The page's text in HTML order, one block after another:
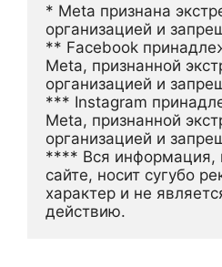
* Meta признана
организацией и
** Facebook
Meta, признанной
организацией и
*** Instagram
Meta, признанной
организацией и
**** Вся информация,
сайте, носит сугубо
характер и не
действию.